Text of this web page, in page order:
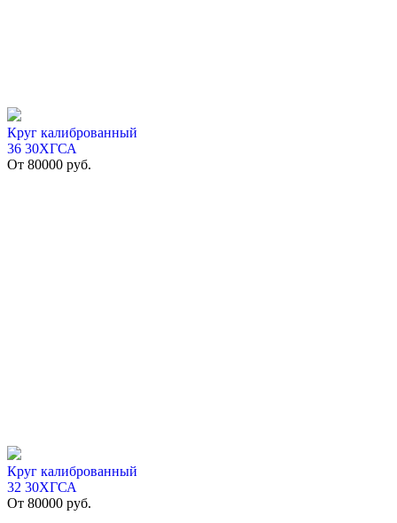
Круг калиброванный
36 30ХГСА
От 80000 руб.
Круг калиброванный
32 30ХГСА
От 80000 руб.